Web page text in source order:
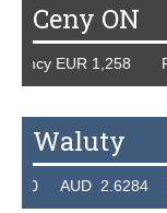
Ceny ON
EUR 1,258
Waluty
AUD 2.6284